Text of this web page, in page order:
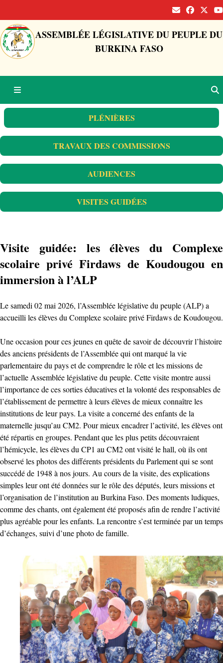
ASSEMBLÉE LÉGISLATIVE DU PEUPLE DU
BURKINA FASO
PLÉNIÈRES
TRAVAUX DES COMMISSIONS
AUDIENCES
VISITES GUIDÉES
Visite guidée: les élèves du Complexe
scolaire privé Firdaws de Koudougou en
immersion à l’ALP
Le samedi 02 mai 2026, l’Assemblée législative du peuple (ALP) a
accueilli les élèves du Complexe scolaire privé Firdaws de Koudougou.
Une occasion pour ces jeunes en quête de savoir de découvrir l’histoire
des anciens présidents de l’Assemblée qui ont marqué la vie
parlementaire du pays et de comprendre le rôle et les missions de
l’actuelle Assemblée législative du peuple. Cette visite montre aussi
l’importance de ces sorties éducatives et la volonté des responsables de
l’établissement de permettre à leurs élèves de mieux connaître les
institutions de leur pays. La visite a concerné des enfants de la
maternelle jusqu’au CM2. Pour mieux encadrer l’activité, les élèves ont
été répartis en groupes. Pendant que les plus petits découvraient
l’hémicycle, les élèves du CP1 au CM2 ont visité le hall, où ils ont
observé les photos des différents présidents du Parlement qui se sont
succédé de 1948 à nos jours. Au cours de la visite, des explications
simples leur ont été données sur le rôle des députés, leurs missions et
l’organisation de l’institution au Burkina Faso. Des moments ludiques,
comme des chants, ont également été proposés afin de rendre l’activité
plus agréable pour les enfants. La rencontre s’est terminée par un temps
d’échanges, suivi d’une photo de famille.